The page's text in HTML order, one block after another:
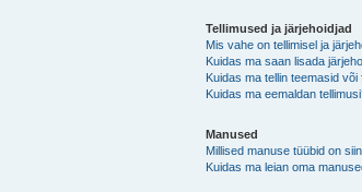
Tellimused ja järjehoidjad
Mis vahe on tellimisel ja
Kuidas ma saan lisada
Kuidas ma tellin teemasid või
Kuidas ma eemaldan
Manused
Millised manuse tüübid on
Kuidas ma leian oma